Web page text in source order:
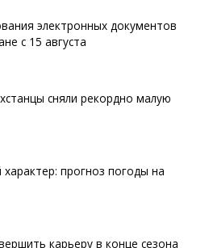
электронных документов
с 15 августа
сняли рекордно малую
характер: прогноз погоды на
карьеру в конце сезона